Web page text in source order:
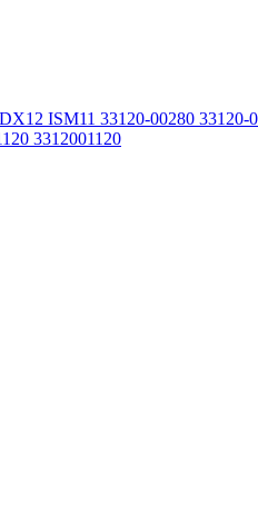
ISM11 33120-00280 33120-
3312001120